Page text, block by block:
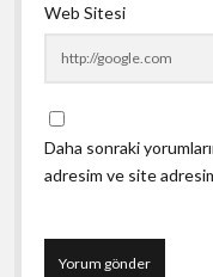
Web Sitesi
Daha sonraki
adresim ve site